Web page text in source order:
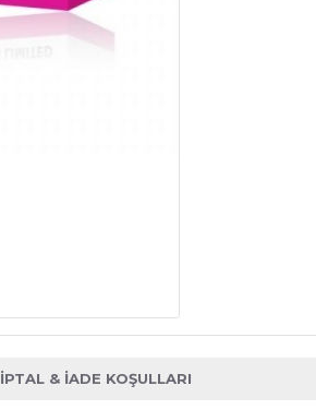
İPTAL & İADE KOŞULLARI